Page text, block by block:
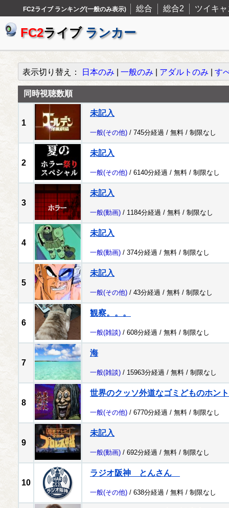
FC2ライブ ランキング(一般のみ表示) 総合 総合2 ツイキャ
FC2ライブ ランカー
表示切り替え： 日本のみ 一般のみ アダルトのみ す
同時視聴数順
1
未記入
一般(その他) / 745分経過 / 無料 / 制限なし
2
未記入
一般(その他) / 6140分経過 / 無料 / 制限なし
3
未記入
一般(動画) / 1184分経過 / 無料 / 制限なし
4
未記入
一般(動画) / 374分経過 / 無料 / 制限なし
5
未記入
一般(その他) / 43分経過 / 無料 / 制限なし
6
観察。。。
一般(雑談) / 608分経過 / 無料 / 制限なし
7
海
一般(雑談) / 15963分経過 / 無料 / 制限なし
8
世界のクッソ外道なゴミどものホン
一般(その他) / 6770分経過 / 無料 / 制限なし
9
未記入
一般(動画) / 692分経過 / 無料 / 制限なし
10
ラジオ阪神 とんさん
一般(その他) / 638分経過 / 無料 / 制限なし